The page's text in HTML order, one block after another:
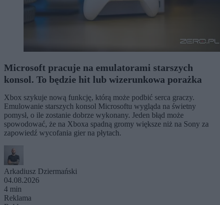
Microsoft pracuje na emulatorami starszych
konsol. To będzie hit lub wizerunkowa porażka
Xbox szykuje nową funkcję, którą może podbić serca graczy.
Emulowanie starszych konsol Microsoftu wygląda na świetny
pomysł, o ile zostanie dobrze wykonany. Jeden błąd może
spowodować, że na Xboxa spadną gromy większe niż na Sony za
zapowiedź wycofania gier na płytach.
Arkadiusz Dziermański
04.08.2026
4 min
Reklama